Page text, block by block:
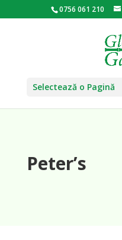
0756 061 210
Selectează o Pagină
Peter’s